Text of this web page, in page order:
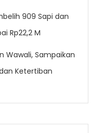
909 Sapi dan
Rp22,2 M
Wawali, Sampaikan
Ketertiban